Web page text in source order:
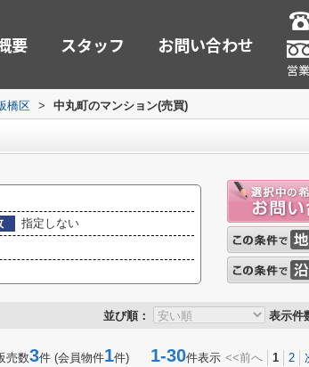
要 スタッフ お問い合わせ
営
橋区 > 中丸町のマンション(売買)
指定しない
並び順： 表示件
売数3件 (会員物件1件) 1-30件表示 <<前へ 1 2